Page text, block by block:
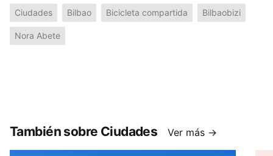
Ciudades Bilbao Bicicleta compartida Bilbaobizi
Nora Abete
También sobre Ciudades Ver más →